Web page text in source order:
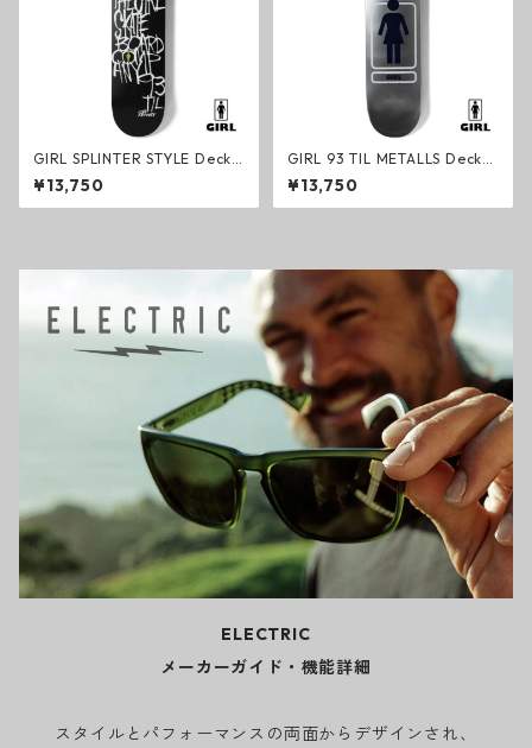
GIRL SPLINTER STYLE Deck
スケートボードデッキ CORY
KENNEDY ガールスケートボ
ード
¥13,750
GIRL 93 TIL METALLS Deck
スケートボードデッキ SIMON
BANNEROT ガールスケートボ
ード
¥13,750
ELECTRIC
メーカーガイド・機能詳細
スタイルとパフォーマンスの両面からデザインされ、